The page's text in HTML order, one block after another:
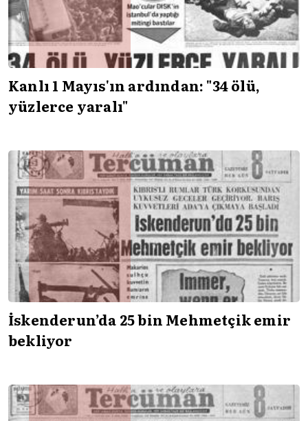
Kanlı 1 Mayıs'ın ardından: "34 ölü,
yüzlerce yaralı"
İskenderun’da 25 bin Mehmetçik emir
bekliyor